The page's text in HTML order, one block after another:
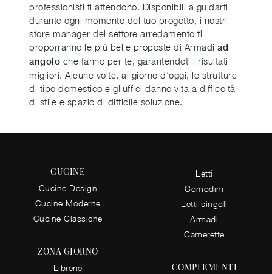
professionisti ti attendono. Disponibili a guidarti
durante ogni momento del tuo progetto, i nostri
store manager del settore arredamento ti
proporranno le più belle proposte di Armadi ad
angolo che fanno per te, garantendoti i risultati
migliori. Alcune volte, al giorno d'oggi, le strutture
di tipo domestico e gliuffici danno vita a difficoltà
di stile e spazio di difficile soluzione.
CUCINE
Cucine Design
Cucine Moderne
Cucine Classiche
ZONA GIORNO
Librerie
Letti
Comodini
Letti singoli
Armadi
Camerette
COMPLEMENTI